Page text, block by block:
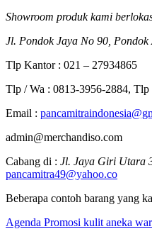
Showroom produk kami
Jl. Pondok Jaya No 90,
Tlp Kantor : 021 – 27934865
Tlp / Wa : 0813-3956-2884,
Email :
admin@merchandiso.com
Cabang di : Jl. Jaya Giri Utara
pancamitra49@yahoo.co
Beberapa contoh barang yang
Agenda Promosi kulit aneka